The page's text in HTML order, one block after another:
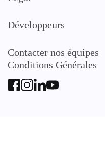
Développeurs
Contacter nos équipes
Conditions Générales